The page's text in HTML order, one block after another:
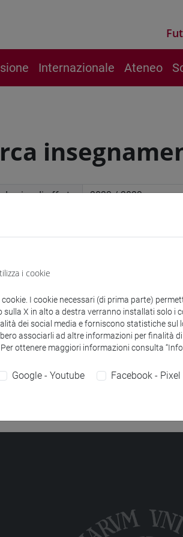
Internazionale Ateneo
di offerta
E LABORATORIO - MOD.1-
E LABORATORIO - MOD.2
E LABORATORIO - MOD.2
i cookie
I cookie necessari (di prima parte)
sulla X in alto a destra verranno installati solo i
dei social media e forniscono statistiche
associarli ad altre informazioni per finalità
ottenere maggiori informazioni consulta
Google - Youtube Facebook - Pixel